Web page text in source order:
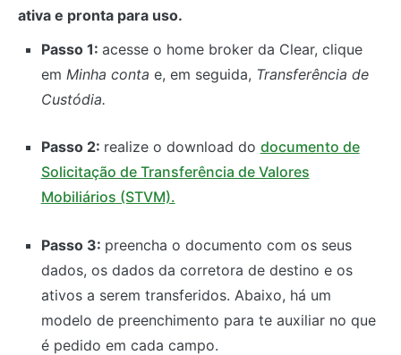
ativa e pronta para uso.
Passo 1: acesse o home broker da Clear, clique
em Minha conta e, em seguida, Transferência de
Custódia.
Passo 2: realize o download do documento de
Solicitação de Transferência de Valores
Mobiliários (STVM).
Passo 3: preencha o documento com os seus
dados, os dados da corretora de destino e os
ativos a serem transferidos. Abaixo, há um
modelo de preenchimento para te auxiliar no que
é pedido em cada campo.